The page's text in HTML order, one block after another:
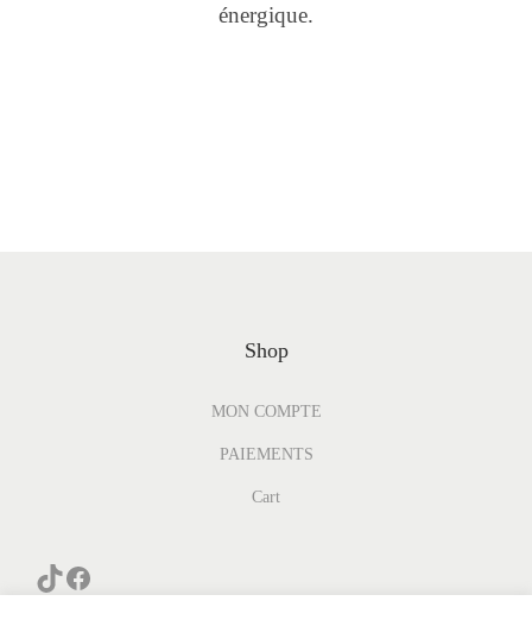
énergique.
Shop
MON COMPTE
PAIEMENTS
Cart